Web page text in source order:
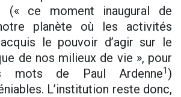
(« ce moment inaugural de
planète où les activités
le pouvoir d’agir sur le
de nos milieux de vie », pour
mots de Paul Ardenne1)
L’institution reste donc,